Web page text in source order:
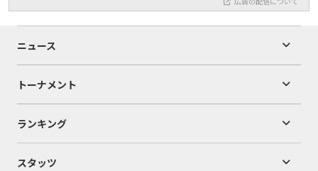
ニュース
トーナメント
ランキング
スタッツ